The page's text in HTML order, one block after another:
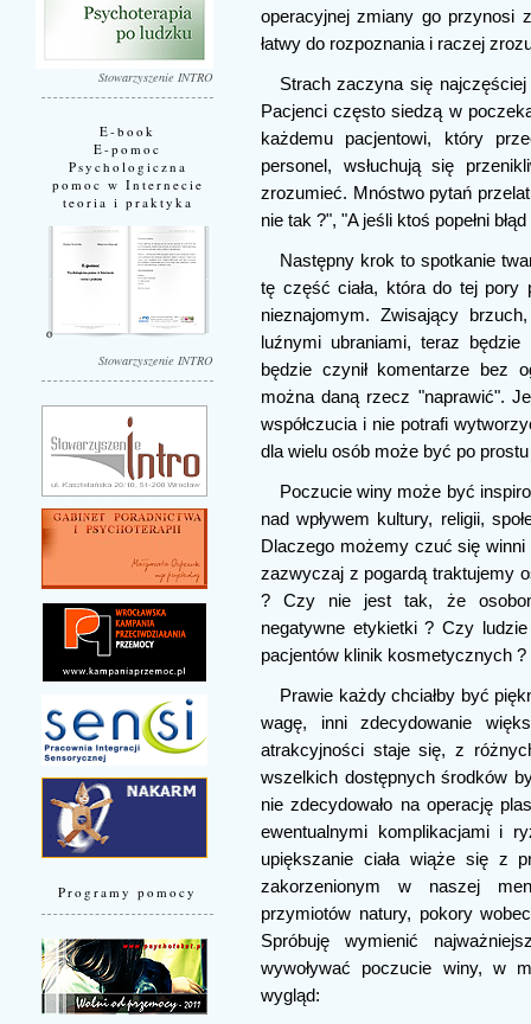
Stowarzyszenie INTRO
E-book
E-pomoc
Psychologiczna
pomoc w Internecie
teoria i praktyka
Stowarzyszenie INTRO
Programy pomocy
operacyjnej zmiany go przynosi
łatwy do rozpoznania i raczej
Strach zaczyna się
Pacjenci często siedzą w
każdemu pacjentowi, który
personel, wsłuchują się
zrozumieć. Mnóstwo pytań
nie tak ?", "A jeśli ktoś popełni
Następny krok to spotkanie
tę część ciała, która do tej pory
nieznajomym. Zwisający
luźnymi ubraniami, teraz
będzie czynił komentarze bez
można daną rzecz "naprawić".
współczucia i nie potrafi
dla wielu osób może być po
Poczucie winy może być
nad wpływem kultury, religii,
Dlaczego możemy czuć się
zazwyczaj z pogardą traktujemy
? Czy nie jest tak, że
negatywne etykietki ? Czy
pacjentów klinik kosmetycznych ?
Prawie każdy chciałby być
wagę, inni zdecydowanie
atrakcyjności staje się, z
wszelkich dostępnych środków
nie zdecydowało na operację
ewentualnymi komplikacjami i
upiększanie ciała wiąże się z
zakorzenionym w naszej
przymiotów natury, pokory
Spróbuję wymienić
wywoływać poczucie winy, w
wygląd: